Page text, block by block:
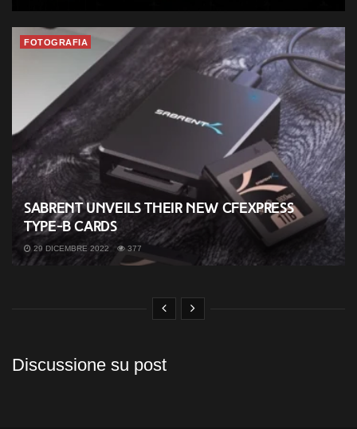
FOTOGRAFIA
Sabrent unveils their new CFExpress
Type-B cards
29 DICEMBRE 2022 377
Discussione su post